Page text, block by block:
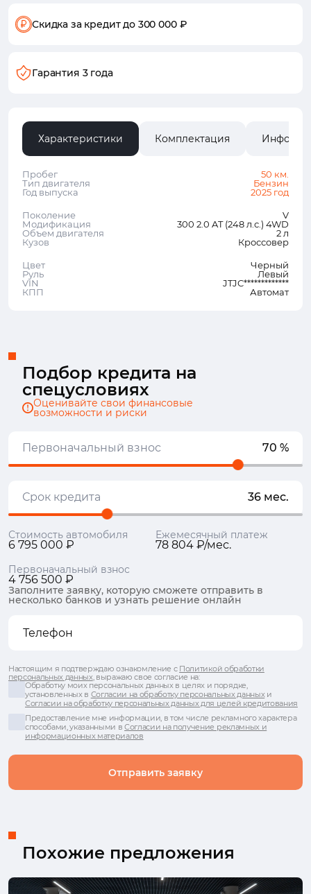
Скидка за кредитдо 300 000 ₽
Гарантия 3 года
Характеристики Комплектация
Пробег
50 км.
Тип двигателя
Бензин
Год выпуска
2025 год
Поколение
V
Модификация
300 2.0 AT (248 л.с.) 4WD
Объем двигателя
2 л
Кузов
Кроссовер
Цвет
Черный
Руль
Левый
VIN
JTJC*************
КПП
Автомат
Подбор кредита на
спецусловиях
Оценивайте свои финансовые
возможности и риски
Первоначальный взнос 70 %
Срок кредита 36 мес.
Стоимость автомобиля
6 795 000 ₽
Ежемесячный платеж
78 804 ₽/мес.
Первоначальный взнос
4 756 500 ₽
Заполните заявку, которую сможете отправить в
несколько банков и узнать решение онлайн
Отправить заявку
Настоящим я подтверждаю ознакомление с Политикой обработки
персональных данных, выражаю свое согласие на:
Обработку моих персональных данных в целях и порядке,
установленных в Согласии на обработку персональных данныхи
Согласии на обработку персональных данных для целей кредитования
Предоставление мне информации, в том числе рекламного характера
способами, указанными вСогласии на получение рекламных и
информационных материалов
Похожие предложения